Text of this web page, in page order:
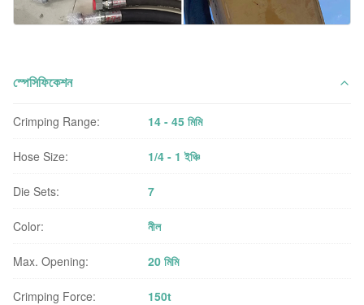
স্পেসিফিকেশন
Crimping Range: 14 - 45 মিমি
Hose Size: 1/4 - 1 ইঞ্চি
Die Sets: 7
Color: নীল
Max. Opening: 20 মিমি
Crimping Force: 150t